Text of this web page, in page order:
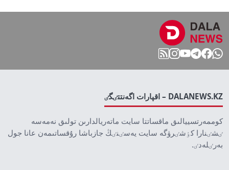
DALANEWS.KZ – اقپارات اگەنتتٸگٸ
كوممەرتسييالىق ماقساتتا سايت ماتەريالدارىن تولىق نەمەسە
ٸشٸنارا كٶشٸرۋگە سايت يەسٸنٸڭ جازباشا رۇقساتىمەن عانا جول
بەرٸلەدٸ.